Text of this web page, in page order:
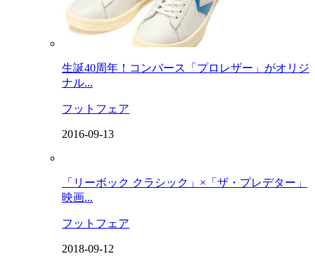
生誕40周年！コンバース「プロレザー」がオリジ
ナル...
フットフェア
2016-09-13
「リーボック クラシック」×「ザ・プレデター」
映画...
フットフェア
2018-09-12